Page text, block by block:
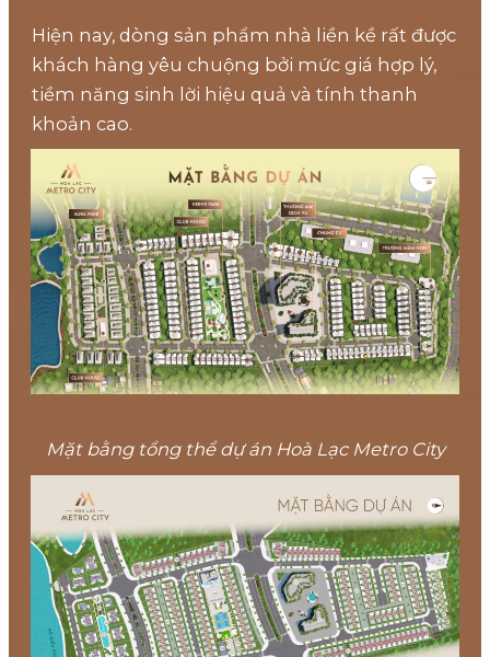
Hiện nay, dòng sản phẩm nhà liền kề rất được
khách hàng yêu chuộng bởi mức giá hợp lý,
tiềm năng sinh lời hiệu quả và tính thanh
khoản cao.
Mặt bằng tổng thể dự án Hoà Lạc Metro City